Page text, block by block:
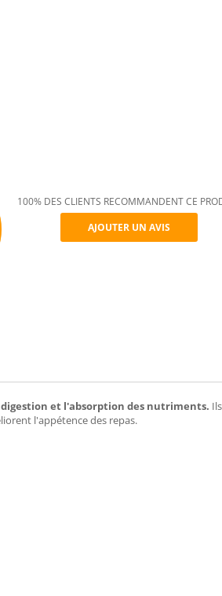
100% DES CLIENTS RECOMMANDENT CE
AJOUTER UN AVIS
et l'absorption des nutriments.
l'appétence des repas.